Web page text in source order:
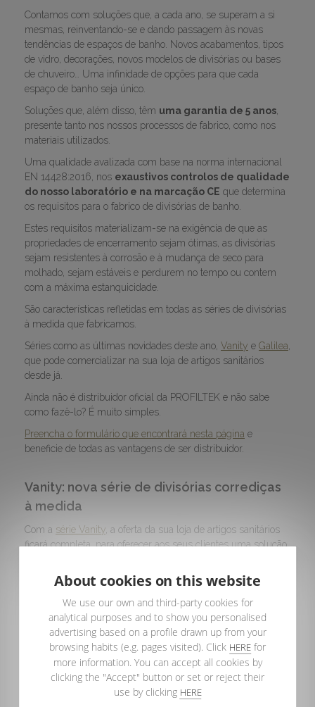
Contamos com soluções que, a cada ano, se superam a si
mesmas, reinventando-se e dando passagem às novas
tendências de espaços de banho. Novos acabamentos, tipos
de vidro, decorações, novos modelos de divisórias ou bases
de chuveiro… Uma infinidade de opções para que cada
espaço de banho seja único.
Soluções que, além disso, têm uma garantia de 5 anos
presente tanto nos nossos processos de fabrico, como nos
materiais utilizados.
Uma qualidade avalizada com base na norma internacional
EN 14428:2016, nos exaustivos controlos de qualidade
do nosso laboratório e na marcação CE que determina
os requisitos para o fabrico de divisórias de banho.
Estes requisitos materializam-se na exigência de que as
propriedades de encerramento sejam ótimas, as divisórias
sejam resistentes à corrosão e à mudança de seco para
molhado, sejam estáveis e perdurem no tempo ou contem
com a máxima estanquicidade.
São características refletidas em todas as séries de divisórias
à medida que fabricamos.
Séries como as últimas novidades deste ano, Vanity e Galilea
que pode comercializar na sua loja de artigos sanitários
desde já.
Ainda não é distribuidor oficial da PROFILTEK e não sabe
como fazê-lo? É muito simples.
Preencha o formulário que encontrará nesta página e
beneficie de todas as vantagens de ser distribuidor.
Vanity: nova série de divisórias corrediças
à medida
Com a série Vanity , a oferta da sua loja de artigos sanitários
ficará completa, para oferecer aos seus clientes uma solução
do mercado, como a opção de acabamentos em branco mate.
E, para facilitar a vida aos seus clientes, esta divisória conta
com encerramento magnético. Uma funcionalidade que
maximiza o conforto da divisória durante o duche.
E, se ainda fosse pouco, tem a possibilidade de incluir
Teknoclean, o tratamento pioneiro da PROFILTEK que permite
manter as divisórias como no primeiro dia por mais tempo,
graças à película protetora que minimiza as incrustações de
calcário e de outras substâncias.
About cookies on this website
We use our own and third-party cookies for
analytical purposes and to show you personalised
advertising based on a profile drawn up from your
browsing habits (e.g. pages visited). Click HERE for
more information. You can accept all cookies by
clicking the "Accept" button or set or reject their
use by clicking HERE